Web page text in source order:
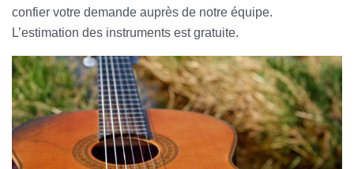
confier votre demande auprès de notre équipe.
L’estimation des instruments est gratuite.